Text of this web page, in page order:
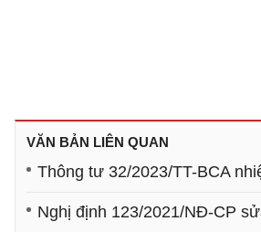
VĂN BẢN LIÊN QUAN
Thông tư 32/2023/TT-BCA
Nghị định 123/2021/NĐ-CP